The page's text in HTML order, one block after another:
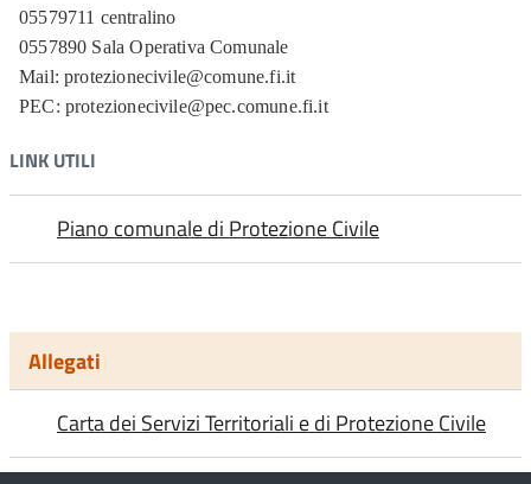
05579711 centralino
0557890 Sala Operativa Comunale
Mail: protezionecivile@comune.fi.it
PEC: protezionecivile@pec.comune.fi.it
LINK UTILI
Piano comunale di Protezione Civile
Allegati
Carta dei Servizi Territoriali e di Protezione Civile